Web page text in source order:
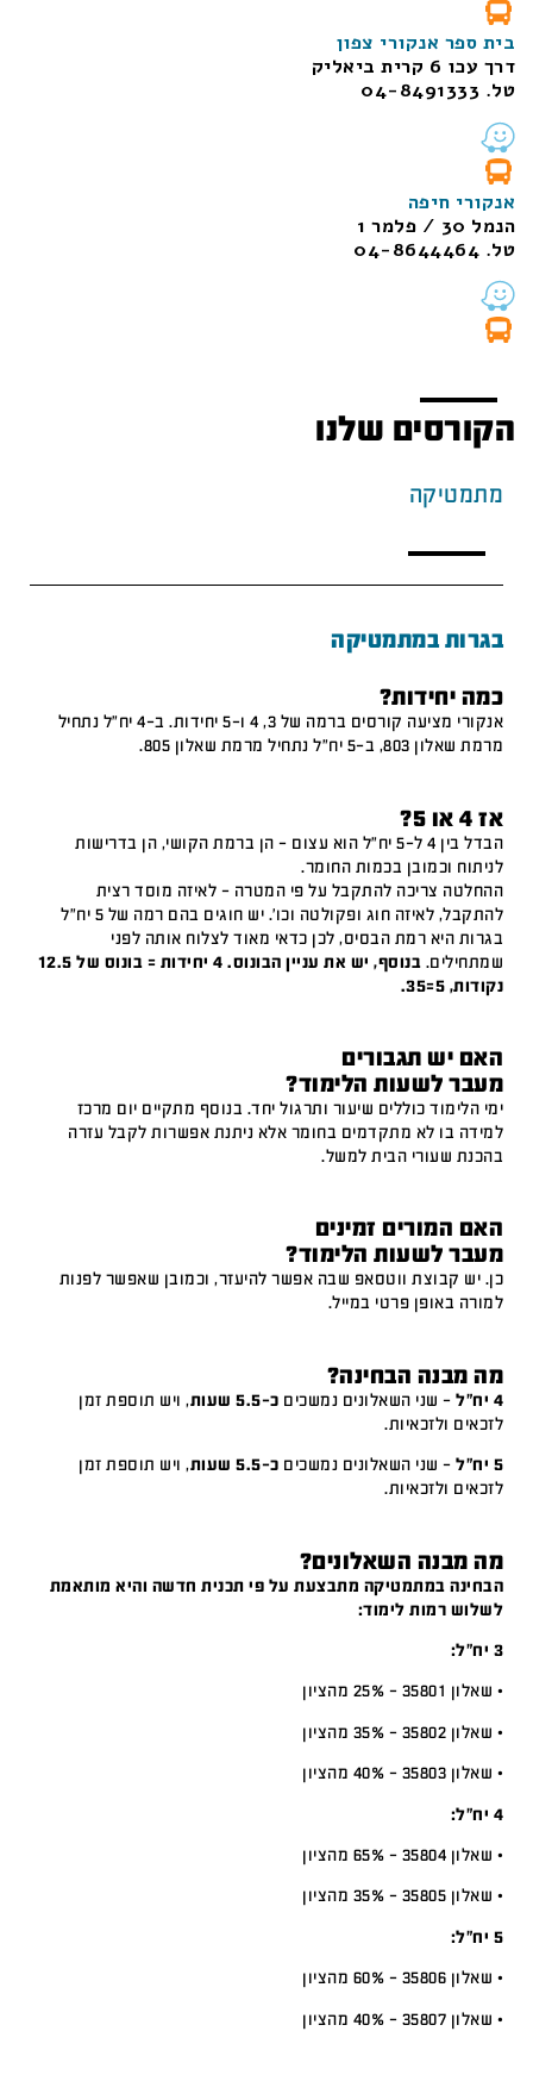
בית ספר אנקורי צפון
דרך עכו 6 קרית ביאליק
טל. 04-8491333
אנקורי חיפה
הנמל 30 / פלמר 1
טל. 04-8644464
הקורסים שלנו
מתמטיקה
בגרות במתמטיקה
כמה יחידות?
אנקורי מציעה קורסים ברמה של 3, 4 ו-5 יחידות. ב-4 יח"ל נתחיל
מרמת שאלון 803, ב-5 יח"ל נתחיל מרמת שאלון 805.
אז 4 או 5?
הבדל בין 4 ל-5 יח"ל הוא עצום – הן ברמת הקושי, הן בדרישות
לניתוח וכמובן בכמות החומר.
ההחלטה צריכה להתקבל על פי המטרה – לאיזה מוסד רצית
להתקבל, לאיזה חוג ופקולטה וכו'. יש חוגים בהם רמה של 5 יח"ל
בגרות היא רמת הבסיס, לכן כדאי מאוד לצלוח אותה לפני
שמתחילים.
בנוסף, יש את עניין הבונוס. 4 יחידות = בונוס של 12.5
נקודות, 5=35.
האם יש תגבורים
מעבר לשעות הלימוד?
ימי הלימוד כוללים שיעור ותרגול יחד. בנוסף מתקיים יום מרכז
למידה בו לא מתקדמים בחומר אלא ניתנת אפשרות לקבל עזרה
בהכנת שעורי הבית למשל.
האם המורים זמינים
מעבר לשעות הלימוד?
כן. יש קבוצת ווטסאפ שבה אפשר להיעזר, וכמובן שאפשר לפנות
למורה באופן פרטי במייל.
מה מבנה הבחינה?
4 יח"ל – שני השאלונים נמשכים כ-5.5 שעות
, ויש תוספת זמן
לזכאים ולזכאיות.
5 יח"ל – שני השאלונים נמשכים כ-5.5 שעות
, ויש תוספת זמן
לזכאים ולזכאיות.
מה מבנה השאלונים?
הבחינה במתמטיקה מתבצעת על פי תכנית חדשה והיא מותאמת
לשלוש רמות לימוד:
3 יח”ל:
• שאלון 35801 – 25% מהציון
• שאלון 35802 – 35% מהציון
• שאלון 35803 – 40% מהציון
4 יח”ל:
• שאלון 35804 – 65% מהציון
• שאלון 35805 – 35% מהציון
5 יח”ל:
• שאלון 35806 – 60% מהציון
• שאלון 35807 – 40% מהציון